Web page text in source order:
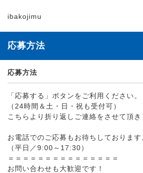
ibakojimu
応募方法
応募方法
「応募する」ボタンをご利用ください。
（24時間＆土・日・祝も受付可）
こちらより折り返しご連絡をさせて頂き
お電話でのご応募もお待ちしております
（平日／9:00～17:30）
＝＝＝＝＝＝＝＝＝＝＝＝＝＝＝
お問い合わせも大歓迎です！